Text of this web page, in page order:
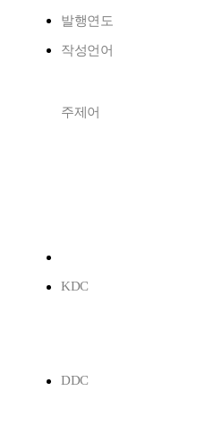
발행연도
작성언어
주제어
KDC
DDC